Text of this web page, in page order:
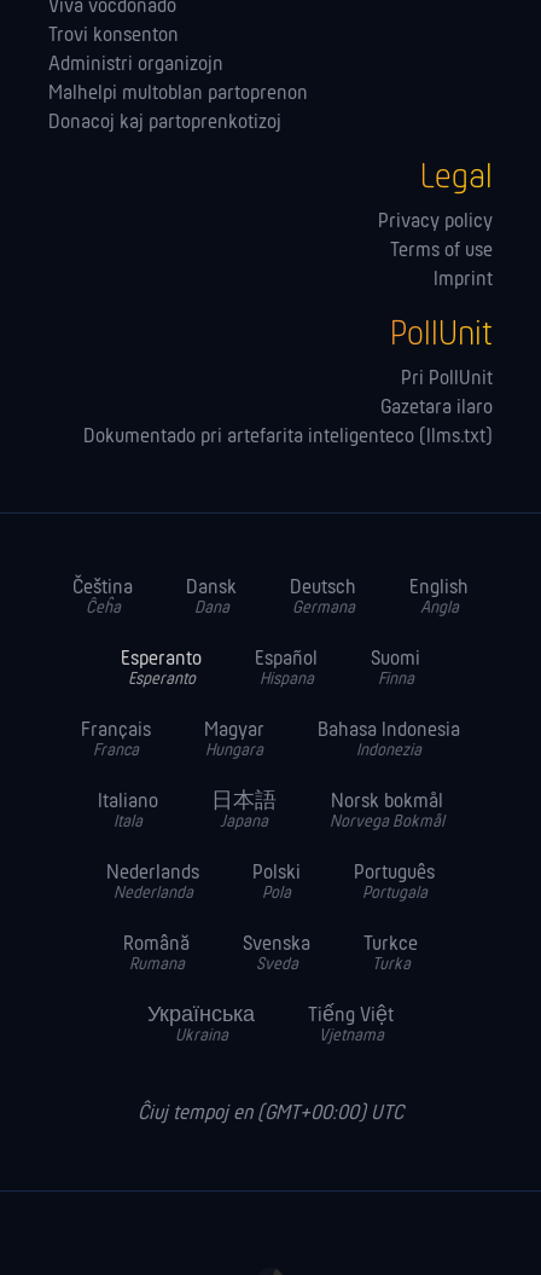
Viva voĉdonado
Trovi konsenton
Administri orga­nizojn
Malhelpi multoblan partoprenon
Donacoj kaj partoprenkotizoj
Legal
Privacy policy
Terms of use
Imprint
PollUnit
Pri PollUnit
Gazetara ilaro
Dokumentado pri artefarita inteligenteco (llms.txt)
Čeština
Ĉeĥa
Dansk
Dana
Deutsch
Germana
English
Angla
Esperanto
Esperanto
Español
Hispana
Suomi
Finna
Français
Franca
Magyar
Hungara
Bahasa Indonesia
Indonezia
Italiano
Itala
日本語
Japana
Norsk bokmål
Norvega Bokmål
Nederlands
Nederlanda
Polski
Pola
Português
Portugala
Română
Rumana
Svenska
Sveda
Turkce
Turka
Українська
Ukraina
Tiếng Việt
Vjetnama
Ĉiuj tempoj en (GMT+00:00) UTC